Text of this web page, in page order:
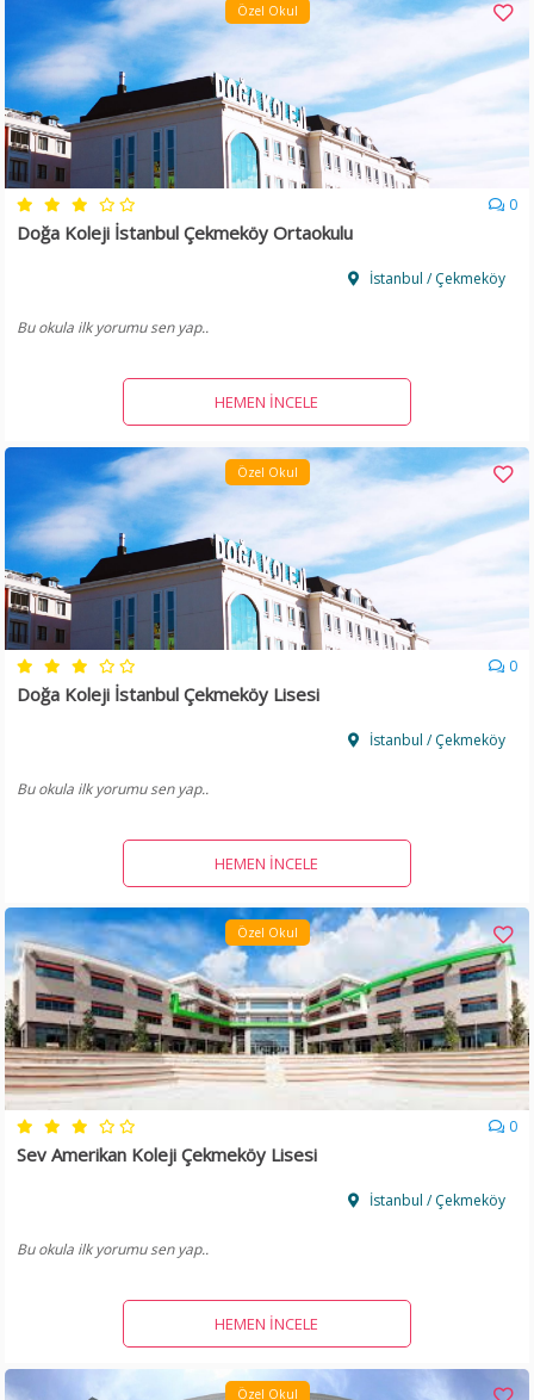
Özel Okul
0
Doğa Koleji İstanbul Çekmeköy Ortaokulu
İstanbul / Çekmeköy
Bu okula ilk yorumu sen yap..
HEMEN İNCELE
Özel Okul
0
Doğa Koleji İstanbul Çekmeköy Lisesi
İstanbul / Çekmeköy
Bu okula ilk yorumu sen yap..
HEMEN İNCELE
Özel Okul
0
Sev Amerikan Koleji Çekmeköy Lisesi
İstanbul / Çekmeköy
Bu okula ilk yorumu sen yap..
HEMEN İNCELE
Özel Okul